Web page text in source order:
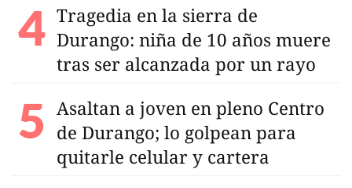
Tragedia en la sierra de
Durango: niña de 10 años muere
tras ser alcanzada por un rayo
Asaltan a joven en pleno Centro
de Durango; lo golpean para
quitarle celular y cartera